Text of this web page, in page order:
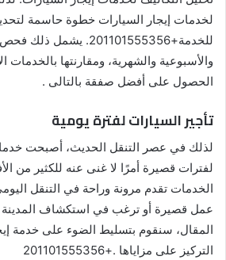
لخدمات إيجار السيارات خطوة حاسمة
للخدمة+201101555356.
والأسبوعية والشهرية، ومقارنتها بالخدمات
الحصول على أفضل صفقة بالتالى .
تأجير السيارات لفترة يومية
لذلك في عصر التنقل الحديث، أصبحت
لفترات قصيرة أمرًا لا غنى عنه للكثير من
الخدمات تقدم مرونة وراحة في التنقل
عمل قصيرة أو ترغب في استكشاف المدينة
المقال، سنقوم بتسليط الضوء على خدمة
التركيز على مزاياها .+201101555356